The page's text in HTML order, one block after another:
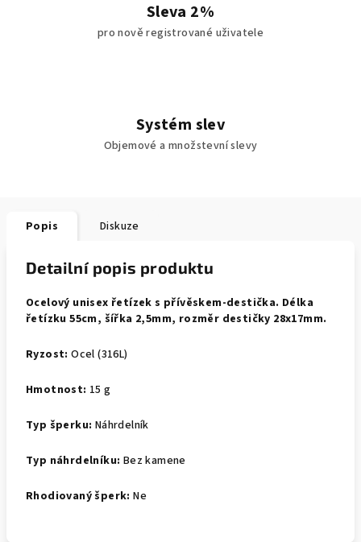
Sleva 2%
pro nově registrované uživatele
Systém slev
Objemové a množstevní slevy
Popis Diskuze
Detailní popis produktu
Ocelový unisex řetízek s přívěskem-destička. Délka
řetízku 55cm, šířka 2,5mm, rozměr destičky 28x17mm.
Ryzost:Ocel (316L)
Hmotnost: 15 g
Typ šperku: Náhrdelník
Typ náhrdelníku: Bez kamene
Rhodiovaný šperk: Ne